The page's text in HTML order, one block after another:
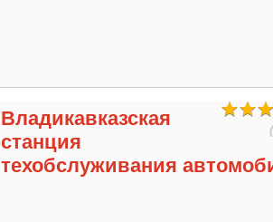
Владикавказская
станция
техобслуживания